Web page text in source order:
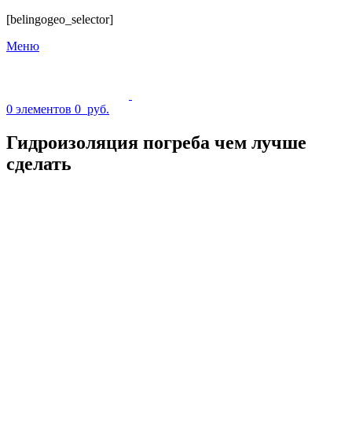
[belingogeo_selector]
Меню
0 элементов 0 руб.
Гидроизоляция погреба чем лучше
сделать